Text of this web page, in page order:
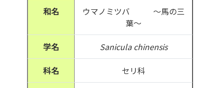
和名
ウマノミツバ ～馬の三
葉～
学名 Sanicula chinensis
科名 セリ科